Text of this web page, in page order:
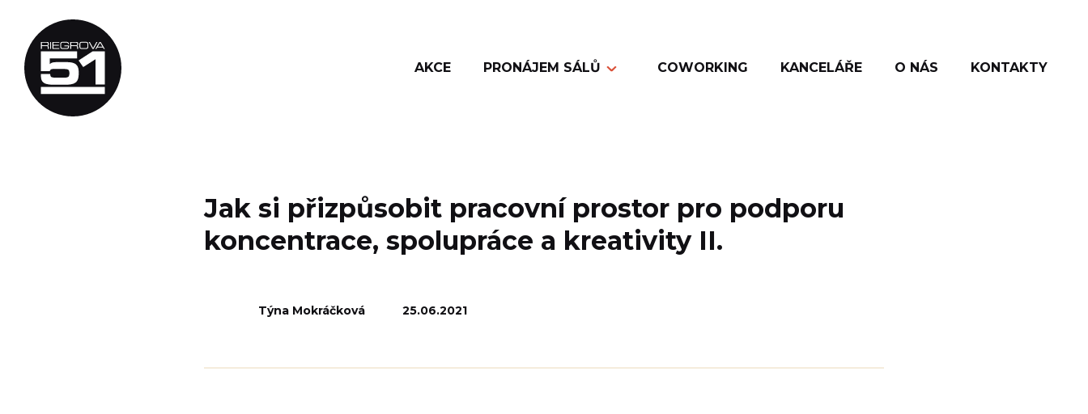
AKCE PRONÁJEM SÁLŮ COWORKING KANCELÁŘE O NÁS KONTAKTY
Jak si přizpůsobit pracovní prostor pro podporu
koncentrace, spolupráce a kreativity II.
Týna Mokráčková 25.06.2021